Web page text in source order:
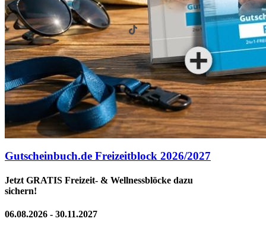
Gutscheinbuch.de Freizeitblock 2026/2027
Jetzt GRATIS Freizeit- & Wellnessblöcke dazu
sichern!
06.08.2026 - 30.11.2027